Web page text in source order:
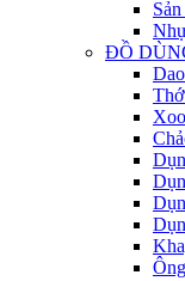
ĐỒ
Dao